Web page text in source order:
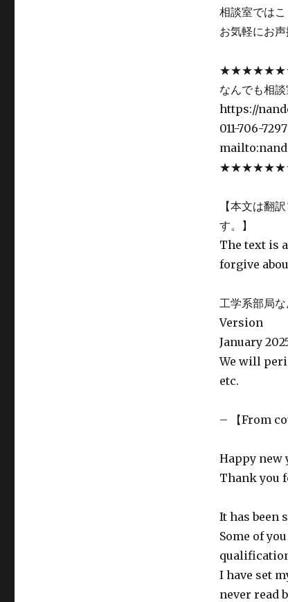
相談室では
お気軽にお声
なんでも相談
https://
011-706-7297
【本文は翻
す。】
The text is
forgive
工学系部局
Version
January 2025
We will
etc.
– 【From
Happy new
Thank you
It has been
Some of
I have set
never read